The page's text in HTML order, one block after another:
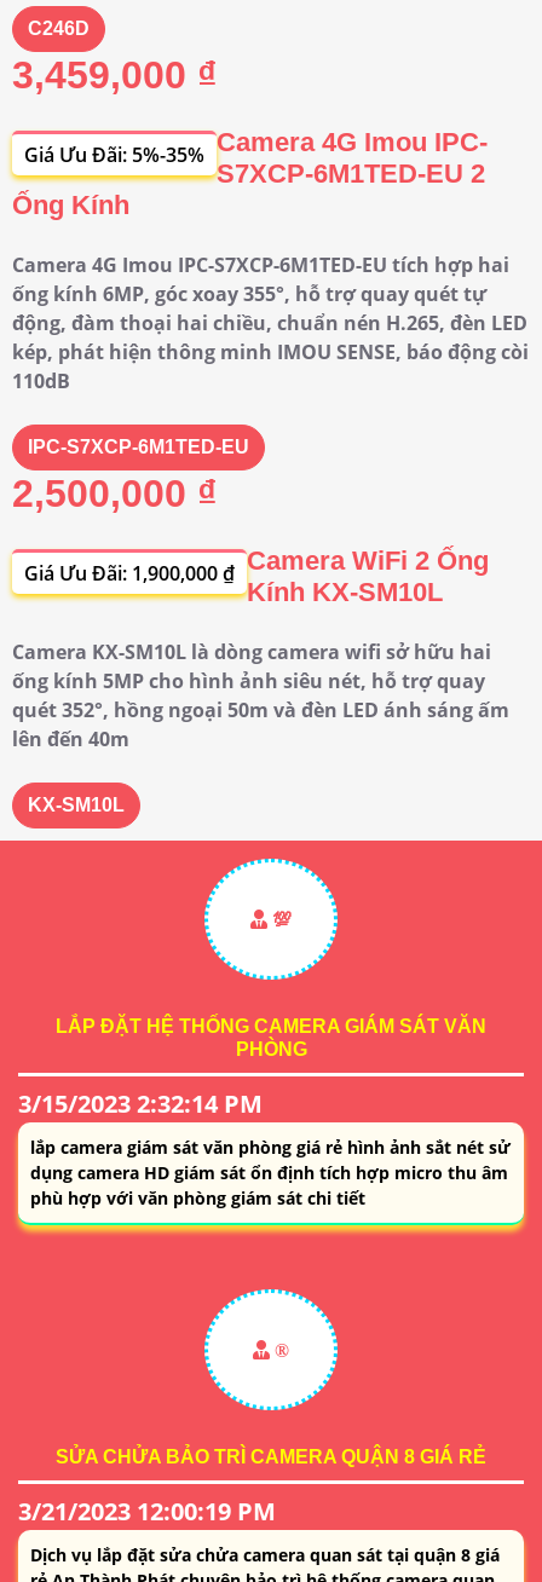
C246D
3,459,000 ₫
Giá Ưu Đãi: 5%-35% Camera 4G Imou IPC-
S7XCP-6M1TED-EU 2
Ống Kính
Camera 4G Imou IPC-S7XCP-6M1TED-EU tích hợp hai
ống kính 6MP, góc xoay 355°, hỗ trợ quay quét tự
động, đàm thoại hai chiều, chuẩn nén H.265, đèn LED
kép, phát hiện thông minh IMOU SENSE, báo động còi
110dB
IPC-S7XCP-6M1TED-EU
2,500,000 ₫
Giá Ưu Đãi: 1,900,000 ₫ Camera WiFi 2 Ống
Kính KX-SM10L
Camera KX-SM10L là dòng camera wifi sở hữu hai
ống kính 5MP cho hình ảnh siêu nét, hỗ trợ quay
quét 352°, hồng ngoại 50m và đèn LED ánh sáng ấm
lên đến 40m
KX-SM10L
💯
LẮP ĐẶT HỆ THỐNG CAMERA GIÁM SÁT VĂN
PHÒNG
3/15/2023 2:32:14 PM
lắp camera giám sát văn phòng giá rẻ hình ảnh sắt nét sử
dụng camera HD giám sát ổn định tích hợp micro thu âm
phù hợp với văn phòng giám sát chi tiết
®️
SỬA CHỬA BẢO TRÌ CAMERA QUẬN 8 GIÁ RẺ
3/21/2023 12:00:19 PM
Dịch vụ lắp đặt sửa chửa camera quan sát tại quận 8 giá